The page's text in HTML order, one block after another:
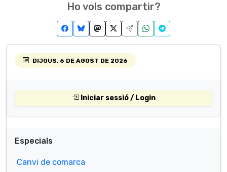
Ho vols compartir?
DIJOUS, 6 DE AGOST DE 2026
Iniciar sessió / Login
Especials
Canvi de comarca